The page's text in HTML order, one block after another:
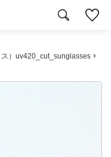
）uv420_cut_sunglasses